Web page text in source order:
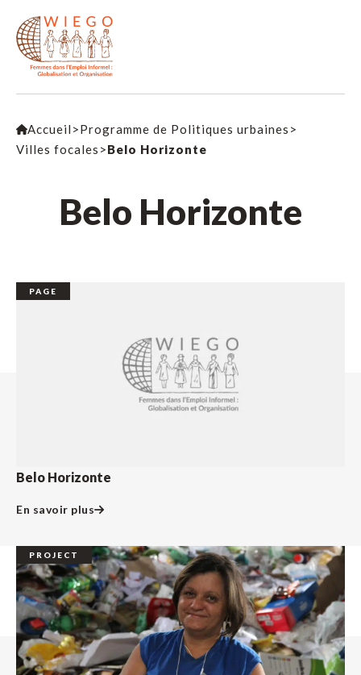
Accueil >Programme de Politiques urbaines >
Villes focales >Belo Horizonte
Belo Horizonte
PAGE
Belo Horizonte
En savoir plus
PROJECT